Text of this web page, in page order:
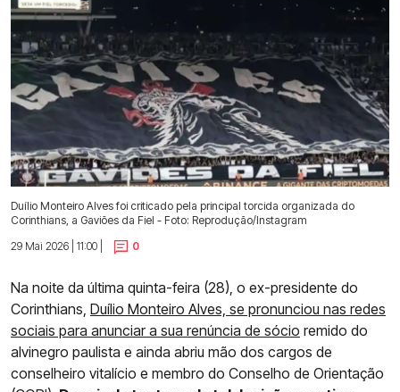
Duílio Monteiro Alves foi criticado pela principal torcida organizada do
Corinthians, a Gaviões da Fiel - Foto: Reprodução/Instagram
29 Mai 2026 | 11:00 |
0
Na noite da última quinta-feira (28), o ex-presidente do
Corinthians, Duílio Monteiro Alves, se pronunciou nas redes
sociais para anunciar a sua renúncia de sócio remido do
alvinegro paulista e ainda abriu mão dos cargos de
conselheiro vitalício e membro do Conselho de Orientação